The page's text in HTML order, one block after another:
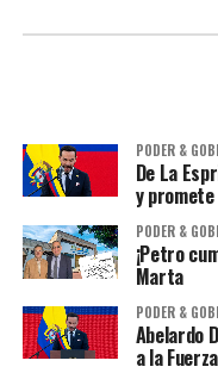
PODER &
De La
y
PODER &
¡Petro
Marta
PODER &
Abelardo
a la